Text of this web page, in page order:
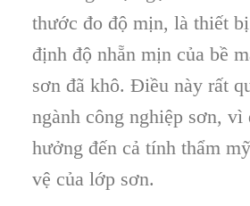
thước đo độ mịn, là thiết
định độ nhẵn mịn của bề
sơn đã khô. Điều này rất
ngành công nghiệp sơn, vì
hưởng đến cả tính thẩm
vệ của lớp sơn.